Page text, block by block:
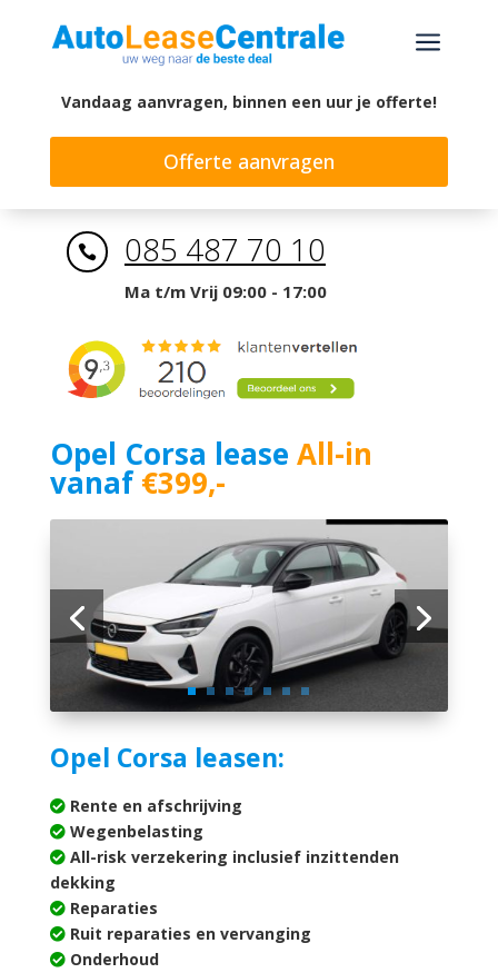
a
Vandaag aanvragen, binnen een uur je offerte!
Offerte aanvragen
 085 487 70 10
Ma t/m Vrij 09:00 - 17:00
Opel Corsa lease All-in
vanaf€399,-
Opel Corsa leasen:
Rente en afschrijving
Wegenbelasting
All-risk verzekering inclusief inzittenden
dekking
Reparaties
Ruit reparaties en vervanging
Onderhoud